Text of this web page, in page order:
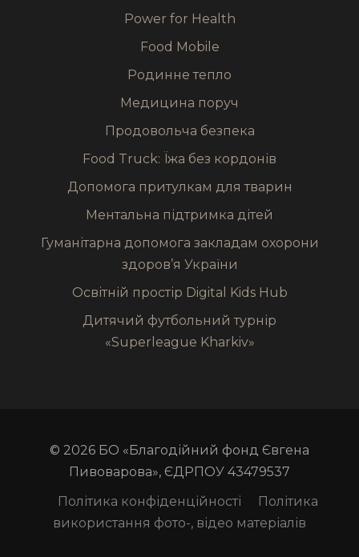
Power for Health
Food Mobile
Родинне тепло
Медицина поруч
Продовольча безпека
Food Truck: Їжа без кордонів
Допомога притулкам для тварин
Ментальна підтримка дітей
Гуманітарна допомога закладам охорони
здоров’я України
Освітній простір Digital Kids Hub
Дитячий футбольний турнір
«Superleague Kharkiv»
© 2026 БО «Благодійний фонд Євгена
Пивоварова», ЄДРПОУ 43479537
Політика конфіденційності
Політика
використання фото-, відео матеріалів